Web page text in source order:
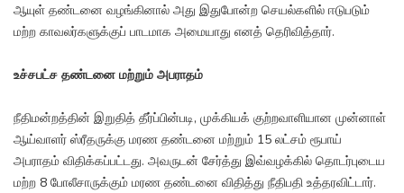
ஆயுள் தண்டனை வழங்கினால் அது இதுபோன்ற செயல்களில் ஈடுபடும்
மற்ற காவலர்களுக்குப் பாடமாக அமையாது எனத் தெரிவித்தார்.
உச்சபட்ச தண்டனை மற்றும் அபராதம்
நீதிமன்றத்தின் இறுதித் தீர்ப்பின்படி, முக்கியக் குற்றவாளியான முன்னாள்
ஆய்வாளர் ஸ்ரீதருக்கு மரண தண்டனை மற்றும் 15 லட்சம் ரூபாய்
அபராதம் விதிக்கப்பட்டது. அவருடன் சேர்த்து இவ்வழக்கில் தொடர்புடைய
மற்ற 8 போலீசாருக்கும் மரண தண்டனை விதித்து நீதிபதி உத்தரவிட்டார்.